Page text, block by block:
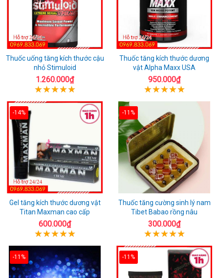
Thuốc uống tăng kích thước cậu
nhỏ Stimuloid
1.260.000₫
Thuốc tăng kích thước dương
vật Alpha Maxx USA
950.000₫
-14%
Gel tăng kích thước dương vật
Titan Maxman cao cấp
600.000₫
-11%
Thuốc tăng cường sinh lý nam
Tibet Babao rồng nâu
300.000₫
-11% -11%